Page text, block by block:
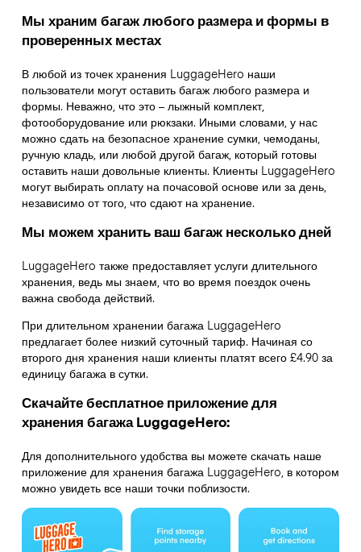
Мы храним багаж любого размера и формы в
проверенных местах
В любой из точек хранения LuggageHero наши
пользователи могут оставить багаж любого размера и
формы. Неважно, что это – лыжный комплект,
фотооборудование или рюкзаки. Иными словами, у нас
можно сдать на безопасное хранение сумки, чемоданы,
ручную кладь, или любой другой багаж, который готовы
оставить наши довольные клиенты. Клиенты LuggageHero
могут выбирать оплату на почасовой основе или за день,
независимо от того, что сдают на хранение.
Мы можем хранить ваш багаж несколько дней
LuggageHero также предоставляет услуги длительного
хранения, ведь мы знаем, что во время поездок очень
важна свобода действий.
При длительном хранении багажа LuggageHero
предлагает более низкий суточный тариф. Начиная со
второго дня хранения наши клиенты платят всего £4.90 за
единицу багажа в сутки.
Скачайте бесплатное приложение для
хранения багажа LuggageHero:
Для дополнительного удобства вы можете скачать наше
приложение для хранения багажа LuggageHero, в котором
можно увидеть все наши точки поблизости.